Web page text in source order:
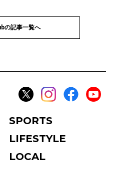
の記事一覧へ
SPORTS
LIFESTYLE
LOCAL